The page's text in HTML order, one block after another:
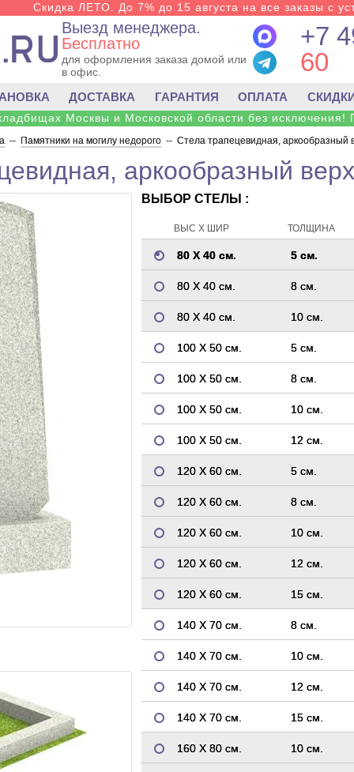
Скидка ЛЕТО. До 7% до 15 августа на все заказы с
Выезд менеджера.
Бесплатно
для оформления заказа домой или
в офис.
+7
60
ДОСТАВКА ГАРАНТИЯ ОПЛАТА
Москвы и Московской области без исключения!
-- Памятники на могилу недорого -- Стела трапецевидная, аркообразный
аркообразный
ВЫБОР СТЕЛЫ :
ВЫС Х ШИР ТОЛЩИНА
80 Х 40 см. 5 см.
80 Х 40 см. 8 см.
80 Х 40 см. 10 см.
100 Х 50 см. 5 см.
100 Х 50 см. 8 см.
100 Х 50 см. 10 см.
100 Х 50 см. 12 см.
120 Х 60 см. 5 см.
120 Х 60 см. 8 см.
120 Х 60 см. 10 см.
120 Х 60 см. 12 см.
120 Х 60 см. 15 см.
140 Х 70 см. 8 см.
140 Х 70 см. 10 см.
140 Х 70 см. 12 см.
140 Х 70 см. 15 см.
160 Х 80 см. 10 см.